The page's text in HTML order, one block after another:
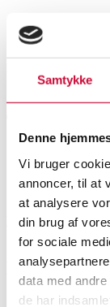
Samtykke
Denne
Vi bruger
annoncer, til at
at analysere
din brug af
for sociale
data med
de har
Oriental
SHOWROOM
Vejle
Description